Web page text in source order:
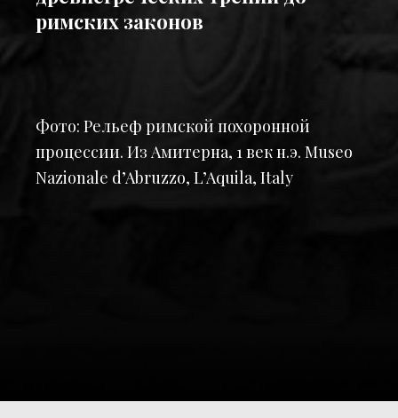
римских законов
Фото: Рельеф римской похоронной
процессии. Из Амитерна, 1 век н.э. Museo
Nazionale d’Abruzzo, L’Aquila, Italy